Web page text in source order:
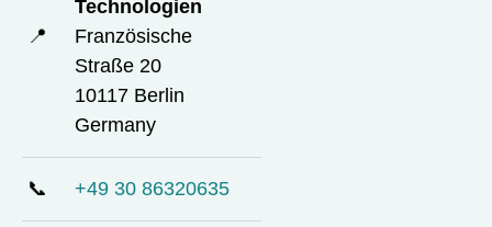
📍
Technologien
Französische
Straße 20
10117 Berlin
Germany
📞 +49 30 86320635